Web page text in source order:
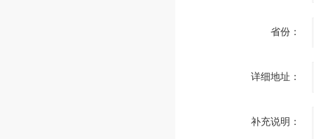
省份：
详细地址：
补充说明：